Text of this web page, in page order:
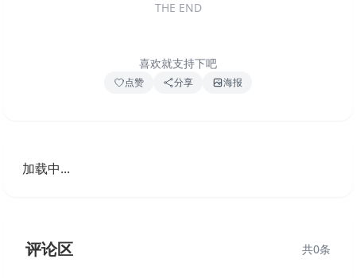
THE END
喜欢就支持下吧
点赞 分享 海报
加载中...
评论区 共0条